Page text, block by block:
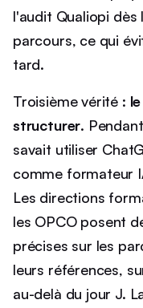
l'audit Qualiopi
parcours, ce qui
tard.
Troisième vérité :
structurer.
savait utiliser
comme formateur
Les directions
les OPCO posent
précises sur les
leurs références,
au-delà du jour J.